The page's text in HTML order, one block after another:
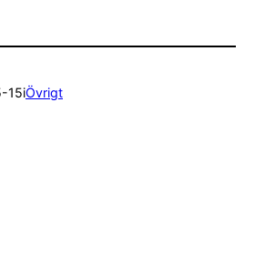
15iÖvrigt